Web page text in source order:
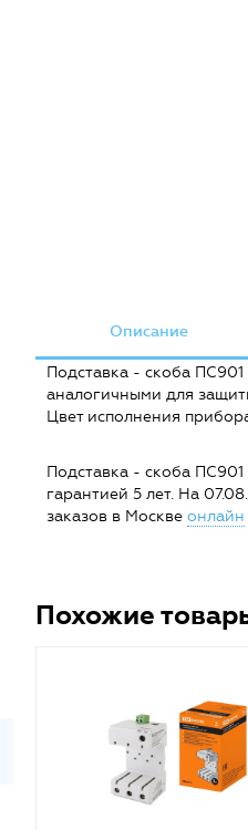
Описание
Подставка - скоба
аналогичными для
Цвет исполнения
Подставка - скоба
гарантией 5 лет. На
заказов в Москве онлайн
Похожие